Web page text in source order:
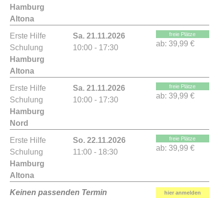
Hamburg
Altona
Erste Hilfe
Schulung
Hamburg
Altona
Sa. 21.11.2026
10:00 - 17:30
freie Plätze
ab: 39,99 €
Erste Hilfe
Schulung
Hamburg
Nord
Sa. 21.11.2026
10:00 - 17:30
freie Plätze
ab: 39,99 €
Erste Hilfe
Schulung
Hamburg
Altona
So. 22.11.2026
11:00 - 18:30
freie Plätze
ab: 39,99 €
Keinen passenden Termin
hier anmelden